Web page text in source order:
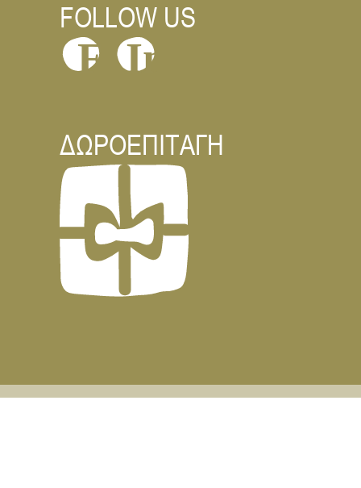
FOLLOW US
F In
ΔΩΡΟΕΠΙΤΑΓΗ